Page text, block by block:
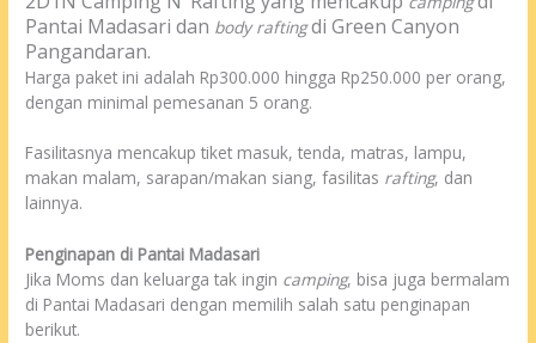
Pantai Madasari dan body raftingdi Green Canyon
Pangandaran.
Harga paket ini adalah Rp300.000 hingga Rp250.000 per orang,
dengan minimal pemesanan 5 orang.
Fasilitasnya mencakup tiket masuk, tenda, matras, lampu,
makan malam, sarapan/makan siang, fasilitas rafting, dan
lainnya.
Penginapan di Pantai Madasari
Jika Moms dan keluarga tak ingin camping, bisa juga bermalam
di Pantai Madasari dengan memilih salah satu penginapan
berikut.